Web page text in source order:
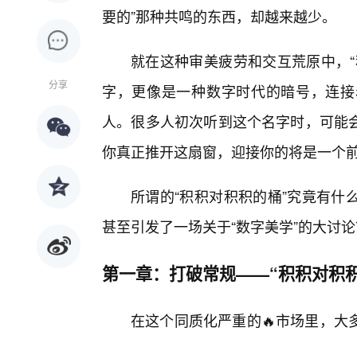
分享
要的”那种共鸣的东西，却越来越少。
就在这种审美疲劳和交互荒原中，
字，更像是一种数字时代的暗号，连
人。很多人初次听到这个名字时，可
你真正推开这扇窗，迎接你的将是一个
所谓的“积积对积积的桶”究竟有
甚至引发了一场关于“数字美学”的大讨
第一章：打破常规——“积积对积
在这个同质化严重的🔥市场里，大